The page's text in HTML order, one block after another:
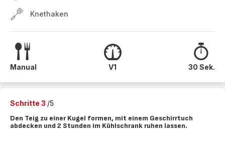
Knethaken
Manual V1 30 Sek.
Schritte 3 /5
Den Teig zu einer Kugel formen, mit einem Geschirrtuch
abdecken und 2 Stunden im Kühlschrank ruhen lassen.